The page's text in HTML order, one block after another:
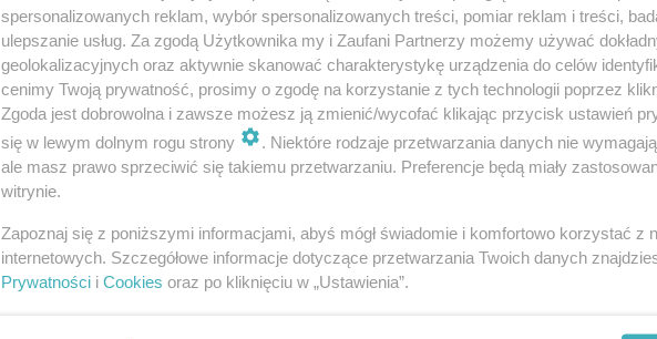
animacje. W weekend (21-23 kwietnia) na placu przy Centrum Handlowym Olsztyn
można skosztować najpyszniejszych d…
Zastanawiacie się, jak spędzić majówkę w Olsztynie? Najlepiej na najpyszniejszym
w mieście, czyli Festiwalu Smaków Food Trucków nad jeziorem Ukiel, który potrwa
długi majowy week…
spersonalizowanych reklam, wybór spersonalizowanych treści, pomiar reklam i treści,
ulepszanie usług. Za zgodą Użytkownika my i Zaufani Partnerzy możemy używać
geolokalizacyjnych oraz aktywnie skanować charakterystykę urządzenia do celów
cenimy Twoją prywatność, prosimy o zgodę na korzystanie z tych technologii poprzez
Zgoda jest dobrowolna i zawsze możesz ją zmienić/wycofać klikając przycisk ustawień
się w lewym dolnym rogu strony
. Niektóre rodzaje przetwarzania danych nie
ale masz prawo sprzeciwić się takiemu przetwarzaniu. Preferencje będą miały
witrynie.
Zapoznaj się z poniższymi informacjami, abyś mógł świadomie i komfortowo korzystać z
internetowych. Szczegółowe informacje dotyczące przetwarzania Twoich danych
Prywatności i Cookies oraz po kliknięciu w „Ustawienia”.